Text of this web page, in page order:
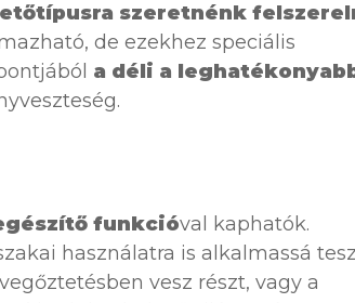
szeretnénk
de ezekhez speciális
a déli a
funkcióval kaphatók.
használatra is alkalmassá
vesz részt, vagy a